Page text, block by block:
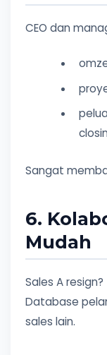
CEO dan
Sangat
6.
Mudah
Sales A resign?
Database
sales lain.